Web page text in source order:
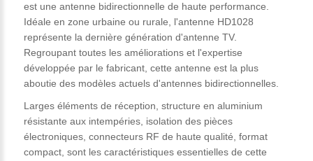
est une antenne bidirectionnelle de haute performance.
Idéale en zone urbaine ou rurale, l'antenne HD1028
représente la dernière génération d'antenne TV.
Regroupant toutes les améliorations et l'expertise
développée par le fabricant, cette antenne est la plus
aboutie des modèles actuels d'antennes bidirectionnelles.
Larges éléments de réception, structure en aluminium
résistante aux intempéries, isolation des pièces
électroniques, connecteurs RF de haute qualité, format
compact, sont les caractéristiques essentielles de cette